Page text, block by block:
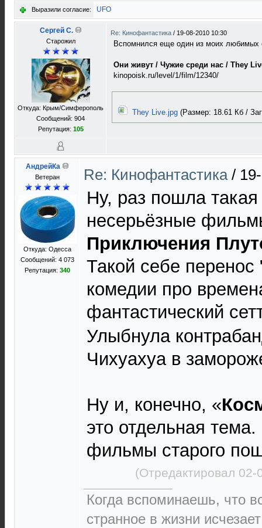
Выразили согласие: UFO
Сергей C.
Старожил
Откуда: Крым/Симферополь
Сообщений: 904
Репутация: 105
Re: Кинофантастика / 19-08-2010 10:30
Вспомнился еще один из моих
Они живут / Чужие среди нас / They
kinopoisk.ru/level/1/film/12340/
They Live.jpg(Размер: 18.61 Кб /
АндрейКа
Ветеран
Откуда: Одесса
Сообщений: 4 073
Репутация: 340
Re: Кинофантастика /
Ну, раз пошла такая
несерьёзные
Приключения
Такой себе перенос
комедии про
фантастический
Улыбнула
Чихуахуа в
Ну и, конечно, «
это отдельная
фильмы старого
(Отредактировал
Когда вспоминаешь, что
странное в жизни